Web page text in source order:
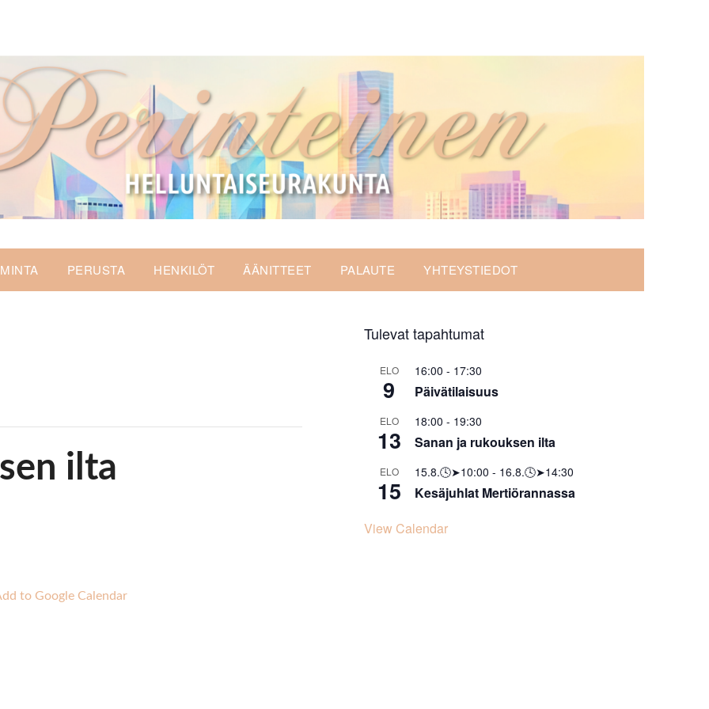
PERUSTA HENKILÖT ÄÄNITTEET PALAUTE YHTEYSTIEDOT
ilta
to Google Calendar
Tulevat tapahtumat
ELO
9
16:00 - 17:30
Päivätilaisuus
ELO
13
18:00 - 19:30
Sanan ja rukouksen ilta
ELO
15
15.8.🕓➤10:00 - 16.8.🕓➤14:30
Kesäjuhlat Mertiörannassa
View Calendar